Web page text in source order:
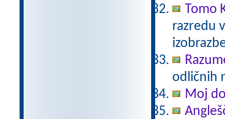
Tomo
razredu
odličnih
Moj